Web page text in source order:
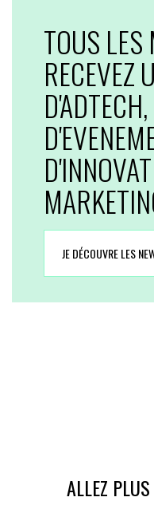
TOUS
RECEVEZ
D'ADTECH,
JE DÉCOUVRE LES
ALLEZ